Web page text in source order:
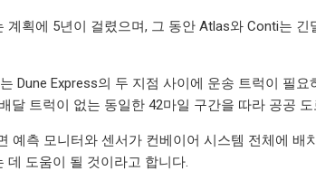
계획에 5년이 걸렸으며, 그 동안 Atlas와 Conti는
Dune Express의 두 지점 사이에 운송 트럭이 필
달 트럭이 없는 동일한 42마일 구간을 따라 공공
예측 모니터와 센서가 컨베이어 시스템 전체에
데 도움이 될 것이라고 합니다.